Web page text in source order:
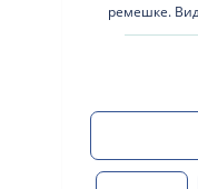
ремешке.
механизма: